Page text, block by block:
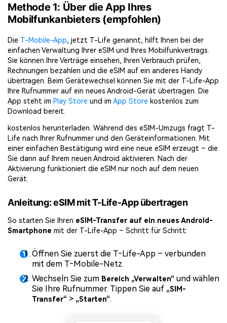
Methode 1: Über die App Ihres
Mobilfunkanbieters (empfohlen)
Die T-Mobile-App, jetzt T-Life genannt, hilft Ihnen bei der
einfachen Verwaltung Ihrer eSIM und Ihres Mobilfunkvertrags.
Sie können Ihre Verträge einsehen, Ihren Verbrauch prüfen,
Rechnungen bezahlen und die eSIM auf ein anderes Handy
übertragen. Beim Gerätewechsel können Sie mit der T-Life-App
Ihre Rufnummer auf ein neues Android-Gerät übertragen. Die
App steht im Play Store und im App Store kostenlos zum
Download bereit.
kostenlos herunterladen. Während des eSIM-Umzugs fragt T-
Life nach Ihrer Rufnummer und den Geräteinformationen. Mit
einer einfachen Bestätigung wird eine neue eSIM erzeugt – die
Sie dann auf Ihrem neuen Android aktivieren. Nach der
Aktivierung funktioniert die eSIM nur noch auf dem neuen
Gerät.
Anleitung: eSIM mit T-Life-App übertragen
So starten Sie Ihren eSIM-Transfer auf ein neues Android-
Smartphone mit der T-Life-App – Schritt für Schritt:
Öffnen Sie zuerst die T‑Life-App – verbunden
mit dem T‑Mobile-Netz.
Wechseln Sie zum Bereich „Verwalten“ und wählen
Sie Ihre Rufnummer. Tippen Sie auf „SIM-
Transfer“ > „Starten“.